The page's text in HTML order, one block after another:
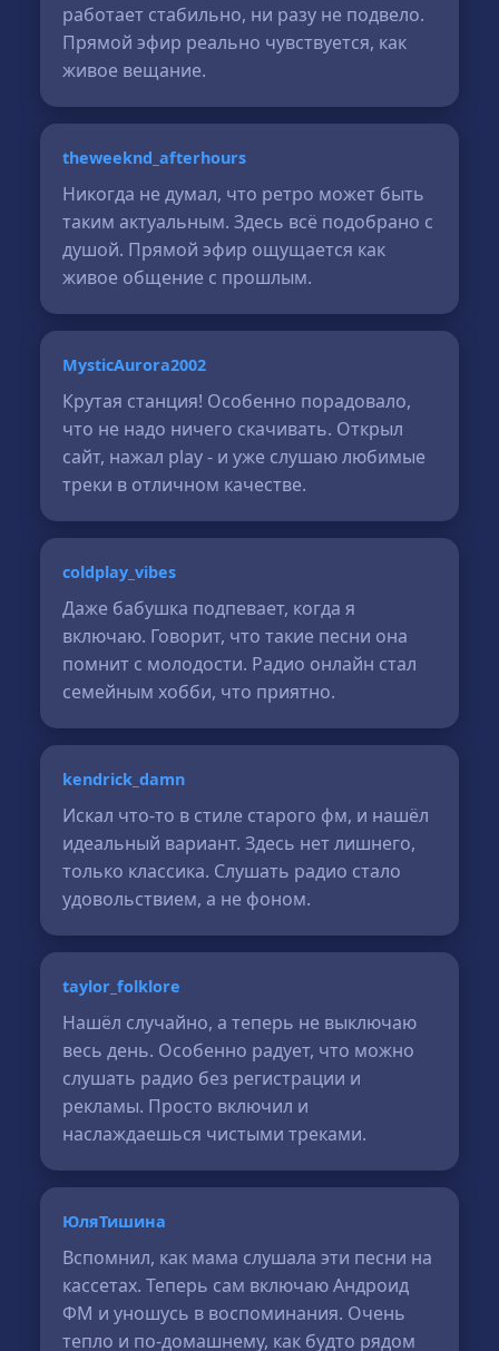
работает стабильно, ни разу не подвело.
Прямой эфир реально чувствуется, как
живое вещание.
theweeknd_afterhours
Никогда не думал, что ретро может быть
таким актуальным. Здесь всё подобрано с
душой. Прямой эфир ощущается как
живое общение с прошлым.
MysticAurora2002
Крутая станция! Особенно порадовало,
что не надо ничего скачивать. Открыл
сайт, нажал play - и уже слушаю любимые
треки в отличном качестве.
coldplay_vibes
Даже бабушка подпевает, когда я
включаю. Говорит, что такие песни она
помнит с молодости. Радио онлайн стал
семейным хобби, что приятно.
kendrick_damn
Искал что-то в стиле старого фм, и нашёл
идеальный вариант. Здесь нет лишнего,
только классика. Слушать радио стало
удовольствием, а не фоном.
taylor_folklore
Нашёл случайно, а теперь не выключаю
весь день. Особенно радует, что можно
слушать радио без регистрации и
рекламы. Просто включил и
наслаждаешься чистыми треками.
ЮляТишина
Вспомнил, как мама слушала эти песни на
кассетах. Теперь сам включаю Андроид
ФМ и уношусь в воспоминания. Очень
тепло и по-домашнему, как будто рядом